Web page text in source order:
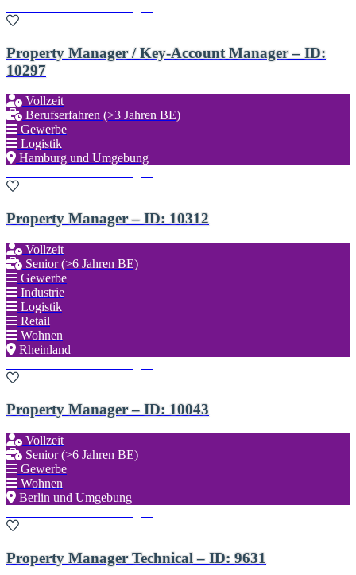
Property Manager / Key-Account Manager – ID:
10297
Vollzeit
Berufserfahren (>3 Jahren BE)
Gewerbe
Logistik
Hamburg und Umgebung
Property Manager – ID: 10312
Vollzeit
Senior (>6 Jahren BE)
Gewerbe
Industrie
Logistik
Retail
Wohnen
Rheinland
Property Manager – ID: 10043
Vollzeit
Senior (>6 Jahren BE)
Gewerbe
Wohnen
Berlin und Umgebung
Property Manager Technical – ID: 9631